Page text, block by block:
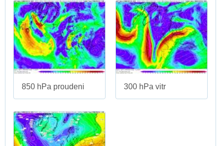
850 hPa proudeni 300 hPa vitr